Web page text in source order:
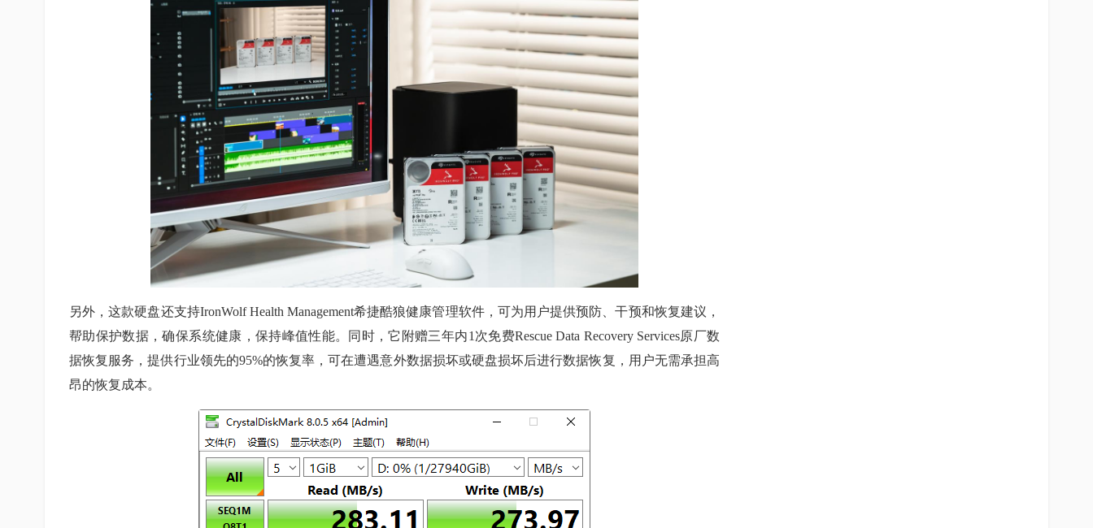
另外，这款硬盘还支持IronWolf Health Management希捷酷狼健康管理软件，可为用户提供预防、干预和恢复建议，
帮助保护数据，确保系统健康，保持峰值性能。同时，它附赠三年内1次免费Rescue Data Recovery Services原厂数
据恢复服务，提供行业领先的95%的恢复率，可在遭遇意外数据损坏或硬盘损坏后进行数据恢复，用户无需承担高
昂的恢复成本。